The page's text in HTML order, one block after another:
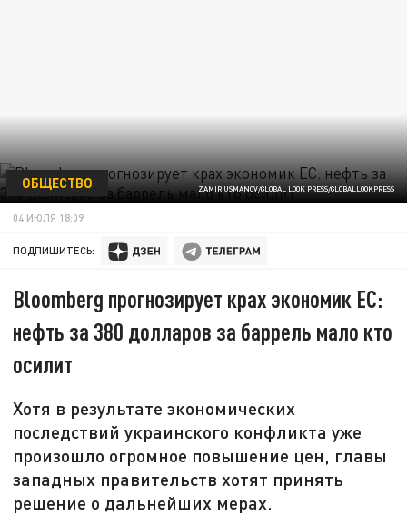
ZAMIR USMANOV/GLOBAL LOOK PRESS/GLOBALLOOKPRESS
ОБЩЕСТВО
04 ИЮЛЯ 18:09
ПОДПИШИТЕСЬ:
Bloomberg прогнозирует крах экономик ЕС:
нефть за 380 долларов за баррель мало кто
осилит
Хотя в результате экономических
последствий украинского конфликта уже
произошло огромное повышение цен, главы
западных правительств хотят принять
решение о дальнейших мерах.